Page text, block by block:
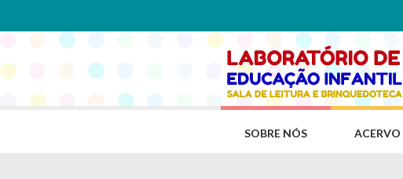
SOBRE NÓS ACERVO